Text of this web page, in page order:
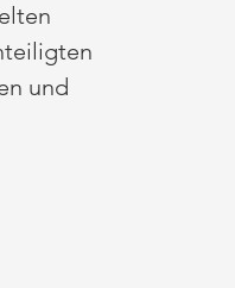
und